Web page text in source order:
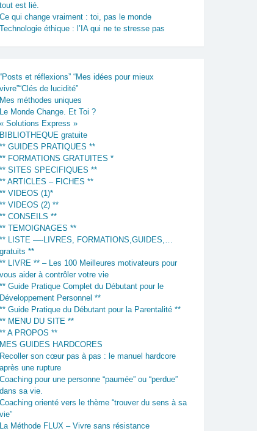
tout est lié.
Ce qui change vraiment : toi, pas le monde
Technologie éthique : l’IA qui ne te stresse pas
“Posts et réflexions” “Mes idées pour mieux
vivre”“Clés de lucidité”
Mes méthodes uniques
Le Monde Change. Et Toi ?
« Solutions Express »
BIBLIOTHEQUE gratuite
** GUIDES PRATIQUES **
** FORMATIONS GRATUITES *
** SITES SPECIFIQUES **
** ARTICLES – FICHES **
** VIDEOS (1)*
** VIDEOS (2) **
** CONSEILS **
** TEMOIGNAGES **
** LISTE —-LIVRES, FORMATIONS,GUIDES,…
gratuits **
** LIVRE ** – Les 100 Meilleures motivateurs pour
vous aider à contrôler votre vie
** Guide Pratique Complet du Débutant pour le
Développement Personnel **
** Guide Pratique du Débutant pour la Parentalité **
** MENU DU SITE **
** A PROPOS **
MES GUIDES HARDCORES
Recoller son cœur pas à pas : le manuel hardcore
après une rupture
Coaching pour une personne “paumée” ou “perdue”
dans sa vie.
Coaching orienté vers le thème “trouver du sens à sa
vie”
La Méthode FLUX – Vivre sans résistance